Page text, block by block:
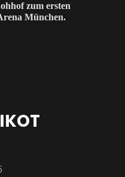
zum ersten
München.